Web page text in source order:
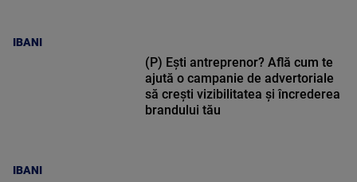
IBANI
IBANI
(P) Ești antreprenor? Află cum te
ajută o campanie de advertoriale
să crești vizibilitatea și încrederea
brandului tău